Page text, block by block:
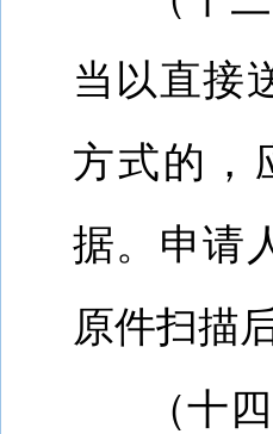
当以直接
方式的，
据。申请
原件扫描
（十